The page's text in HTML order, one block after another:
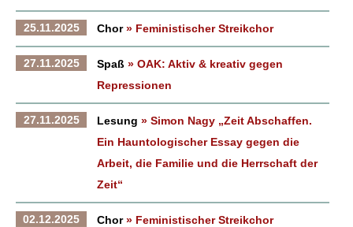
25.11.2025 Chor» Feministischer Streikchor
27.11.2025 Spaß » OAK: Aktiv & kreativ gegen
Repressionen
27.11.2025 Lesung » Simon Nagy „Zeit Abschaffen.
Ein Hauntologischer Essay gegen die
Arbeit, die Familie und die Herrschaft der
Zeit“
02.12.2025 Chor» Feministischer Streikchor